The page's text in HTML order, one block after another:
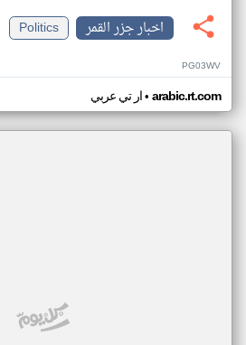
اخبار جزر القمر
Politics
PG03WV
ار تي عربي• arabic.rt.com